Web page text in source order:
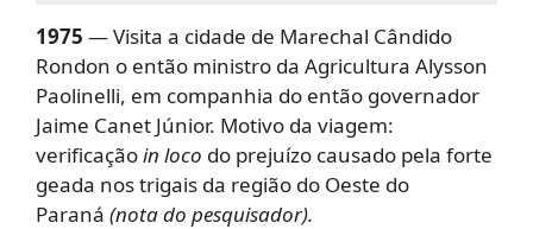
1975 — Visita a cidade de Marechal Cândido
Rondon o então ministro da Agricultura Alysson
Paolinelli, em companhia do então governador
Jaime Canet Júnior. Motivo da viagem:
verificaçãoin loco do prejuízo causado pela forte
geada nos trigais da região do Oeste do
Paraná (nota do pesquisador).